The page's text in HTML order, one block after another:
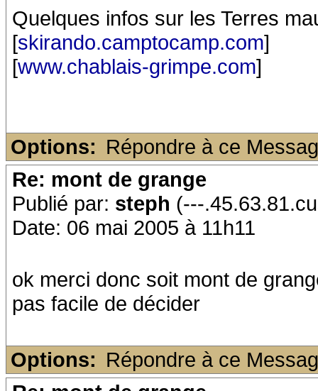
Quelques infos sur les Terres
[skirando.camptocamp.com]
[www.chablais-grimpe.com]
Options: Répondre à ce
Re: mont de grange
Publié par: steph (---
Date: 06 mai 2005 à 11h11
ok merci donc soit mont de
pas facile de décider
Options: Répondre à ce